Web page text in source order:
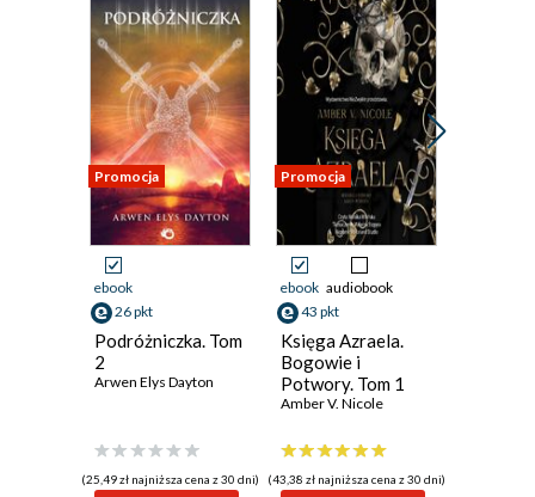
Promocja
ebook
26 pkt
Podróżniczka. Tom
2
Arwen Elys Dayton
(25,49 zł najniższa cena z 30 dni)
Promocja
ebook audiobook
43 pkt
Księga Azraela.
Bogowie i
Potwory. Tom 1
Amber V. Nicole
(43,38 zł najniższa cena z 30 dni)